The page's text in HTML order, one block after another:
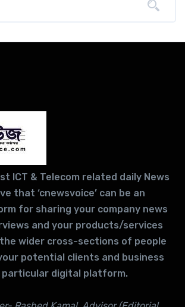
ICT & Telecom related daily News
that ‘cnewsvoice’ can be an
for sharing your company news
and your products/services
wider cross-sections of people
potential clients and business
digital platform.